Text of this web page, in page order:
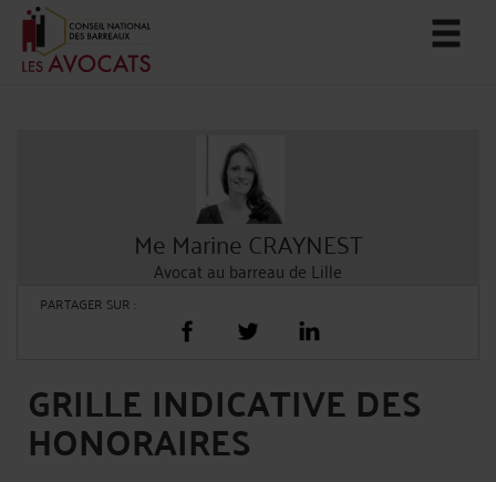
Me Marine CRAYNEST
Avocat au barreau de Lille
PARTAGER SUR :
GRILLE INDICATIVE DES
HONORAIRES